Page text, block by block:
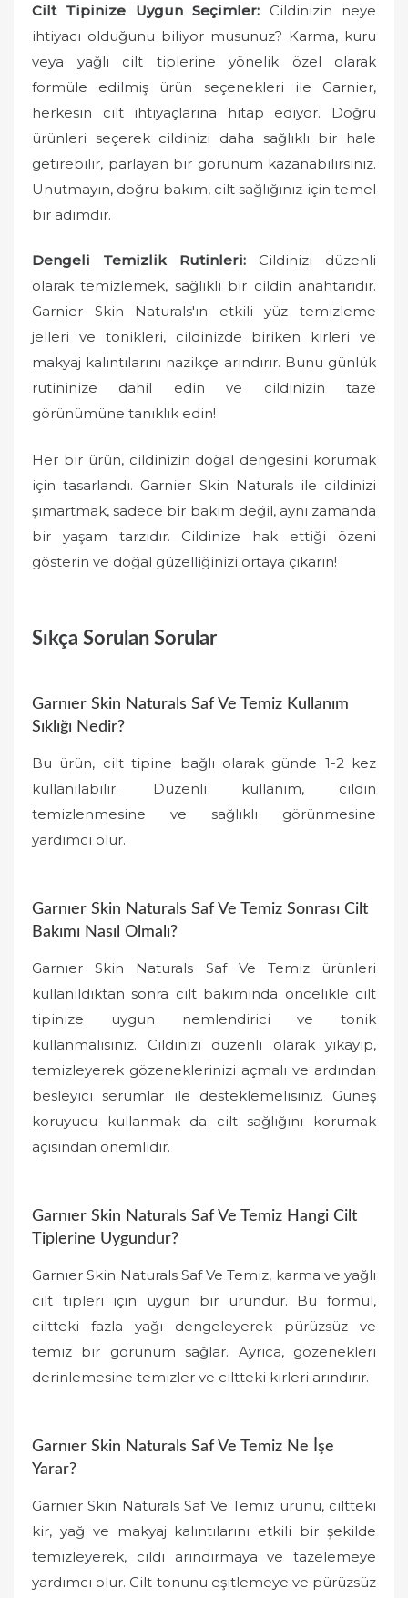
Cilt Tipinize Uygun Seçimler: Cildinizin neye
ihtiyacı olduğunu biliyor musunuz? Karma, kuru
veya yağlı cilt tiplerine yönelik özel olarak
formüle edilmiş ürün seçenekleri ile Garnier,
herkesin cilt ihtiyaçlarına hitap ediyor. Doğru
ürünleri seçerek cildinizi daha sağlıklı bir hale
getirebilir, parlayan bir görünüm kazanabilirsiniz.
Unutmayın, doğru bakım, cilt sağlığınız için temel
bir adımdır.
Dengeli Temizlik Rutinleri: Cildinizi düzenli
olarak temizlemek, sağlıklı bir cildin anahtarıdır.
Garnier Skin Naturals'ın etkili yüz temizleme
jelleri ve tonikleri, cildinizde biriken kirleri ve
makyaj kalıntılarını nazikçe arındırır. Bunu günlük
rutininize dahil edin ve cildinizin taze
görünümüne tanıklık edin!
Her bir ürün, cildinizin doğal dengesini korumak
için tasarlandı. Garnier Skin Naturals ile cildinizi
şımartmak, sadece bir bakım değil, aynı zamanda
bir yaşam tarzıdır. Cildinize hak ettiği özeni
gösterin ve doğal güzelliğinizi ortaya çıkarın!
Sıkça Sorulan Sorular
Garnıer Skin Naturals Saf Ve Temiz Kullanım
Sıklığı Nedir?
Bu ürün, cilt tipine bağlı olarak günde 1-2 kez
kullanılabilir. Düzenli kullanım, cildin
temizlenmesine ve sağlıklı görünmesine
yardımcı olur.
Garnıer Skin Naturals Saf Ve Temiz Sonrası Cilt
Bakımı Nasıl Olmalı?
Garnıer Skin Naturals Saf Ve Temiz ürünleri
kullanıldıktan sonra cilt bakımında öncelikle cilt
tipinize uygun nemlendirici ve tonik
kullanmalısınız. Cildinizi düzenli olarak yıkayıp,
temizleyerek gözeneklerinizi açmalı ve ardından
besleyici serumlar ile desteklemelisiniz. Güneş
koruyucu kullanmak da cilt sağlığını korumak
açısından önemlidir.
Garnıer Skin Naturals Saf Ve Temiz Hangi Cilt
Tiplerine Uygundur?
Garnıer Skin Naturals Saf Ve Temiz, karma ve yağlı
cilt tipleri için uygun bir üründür. Bu formül,
ciltteki fazla yağı dengeleyerek pürüzsüz ve
temiz bir görünüm sağlar. Ayrıca, gözenekleri
derinlemesine temizler ve ciltteki kirleri arındırır.
Garnıer Skin Naturals Saf Ve Temiz Ne İşe
Yarar?
Garnıer Skin Naturals Saf Ve Temiz ürünü, ciltteki
kir, yağ ve makyaj kalıntılarını etkili bir şekilde
temizleyerek, cildi arındırmaya ve tazelemeye
yardımcı olur. Cilt tonunu eşitlemeye ve pürüzsüz